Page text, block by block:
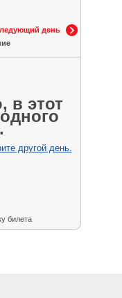
день
в этот
другой день.
билета